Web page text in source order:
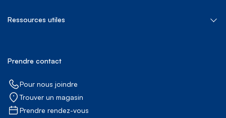
Nos services
Emplois@Bell
Ressources utiles
Prendre contact
Pour nous joindre
Trouver un magasin
Prendre rendez-vous